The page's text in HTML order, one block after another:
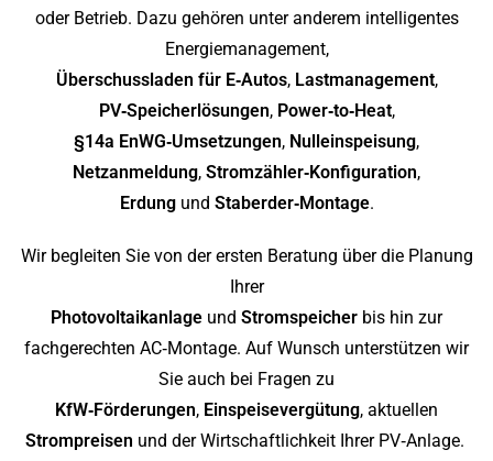
oder Betrieb. Dazu gehören unter anderem intelligentes
Energiemanagement,
Überschussladen für E‑Autos, Lastmanagement,
PV‑Speicherlösungen, Power‑to‑Heat,
§14a EnWG‑Umsetzungen, Nulleinspeisung,
Netzanmeldung, Stromzähler‑Konfiguration,
Erdungund Staberder‑Montage.
Wir begleiten Sie von der ersten Beratung über die Planung
Ihrer
Photovoltaikanlage und Stromspeicher bis hin zur
fachgerechten AC‑Montage. Auf Wunsch unterstützen wir
Sie auch bei Fragen zu
KfW‑Förderungen, Einspeisevergütung, aktuellen
Strompreisen und der Wirtschaftlichkeit Ihrer PV‑Anlage.